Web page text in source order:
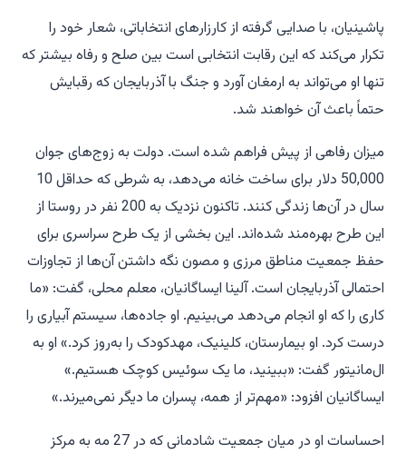
پاشینیان، با صدایی گرفته از کارزارهای انتخاباتی، شعار خود را
تکرار می‌کند که این رقابت انتخابی است بین صلح و رفاه بیشتر که
تنها او می‌تواند به ارمغان آورد و جنگ با آذربایجان که رقبایش
حتماً باعث آن خواهند شد.
میزان رفاهی از پیش فراهم شده است. دولت به زوج‌های جوان
50,000 دلار برای ساخت خانه می‌دهد، به شرطی که حداقل 10
سال در آن‌ها زندگی کنند. تاکنون نزدیک به 200 نفر در روستا از
این طرح بهره‌مند شده‌اند. این بخشی از یک طرح سراسری برای
حفظ جمعیت مناطق مرزی و مصون نگه داشتن آن‌ها از تجاوزات
احتمالی آذربایجان است. آلینا ایساگانیان، معلم محلی، گفت: «ما
کاری را که او انجام می‌دهد می‌بینیم. او جاده‌ها، سیستم آبیاری را
درست کرد. او بیمارستان، کلینیک، مهدکودک را به‌روز کرد.» او به
ال‌مانیتور گفت: «ببینید، ما یک سوئیس کوچک هستیم.»
ایساگانیان افزود: «مهم‌تر از همه، پسران ما دیگر نمی‌میرند.»
احساسات او در میان جمعیت شادمانی که در 27 مه به مرکز